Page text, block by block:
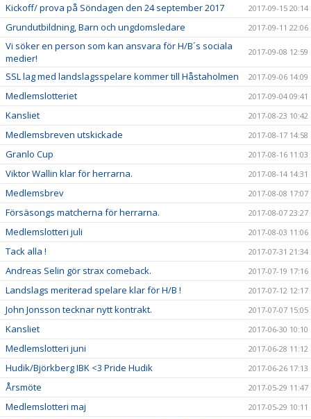
Kickoff/ prova på Söndagen den 24 september 2017 2017-09-15 20:14
Grundutbildning, Barn och ungdomsledare 2017-09-11 22:06
Vi söker en person som kan ansvara för H/B´s sociala
medier!
2017-09-08 12:59
SSL lag med landslagsspelare kommer till Håstaholmen 2017-09-06 14:09
Medlemslotteriet 2017-09-04 09:41
Kansliet 2017-08-23 10:42
Medlemsbreven utskickade 2017-08-17 14:58
Granlo Cup 2017-08-16 11:03
Viktor Wallin klar för herrarna. 2017-08-14 14:31
Medlemsbrev 2017-08-08 17:07
Försäsongs matcherna för herrarna. 2017-08-07 23:27
Medlemslotteri juli 2017-08-03 11:06
Tack alla ! 2017-07-31 21:34
Andreas Selin gör strax comeback. 2017-07-19 17:16
Landslags meriterad spelare klar för H/B ! 2017-07-12 12:17
John Jonsson tecknar nytt kontrakt. 2017-07-07 15:05
Kansliet 2017-06-30 10:10
Medlemslotteri juni 2017-06-28 11:12
Hudik/Björkberg IBK <3 Pride Hudik 2017-06-26 17:13
Årsmöte 2017-05-29 11:47
Medlemslotteri maj 2017-05-29 10:11